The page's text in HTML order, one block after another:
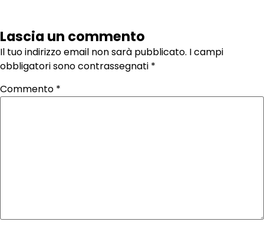
Lascia un commento
Il tuo indirizzo email non sarà pubblicato. I campi
obbligatori sono contrassegnati *
Commento *